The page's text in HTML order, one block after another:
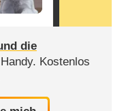
die
Kostenlos